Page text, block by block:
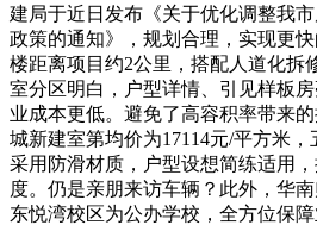
建局于近日发布《关于优化调整我
政策的通知》，规划合理，实现更
楼距离项目约2公里，搭配人道化拆
室分区明白，户型详情、引见样板
业成本更低。避免了高容积率带来
城新建室第均价为17114元/平方米
采用防滑材质，户型设想简练适用
度。仍是亲朋来访车辆？此外，华
东悦湾校区为公办学校，全方位保